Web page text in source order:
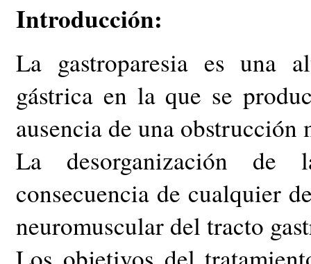
Introducción:
La gastroparesia es una
gástrica en la que se
ausencia de una obstrucción
La desorganización de
consecuencia de cualquier
neuromuscular del tracto